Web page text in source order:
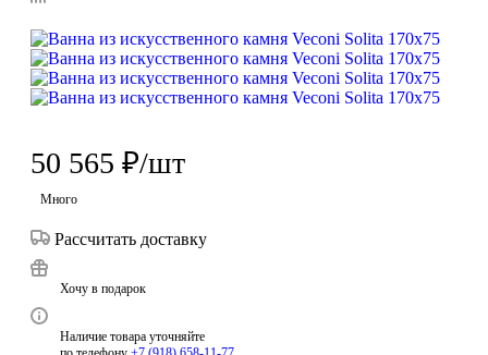
50 565 ₽/шт
Много
Рассчитать доставку
Хочу в подарок
Наличие товара уточняйте